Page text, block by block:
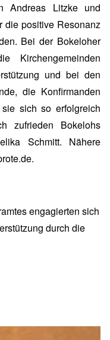
Andreas Litzke und
die positive Resonanz
Bei der Bokeloher
Kirchengemeinden
und bei den
die Konfirmanden
sich so erfolgreich
zufrieden Bokelohs
Schmitt. Nähere
.
engagierten sich
durch die